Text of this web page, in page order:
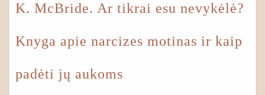
K. McBride. Ar tikrai esu nevykėlė?
Knyga apie narcizes motinas ir kaip
padėti jų aukoms